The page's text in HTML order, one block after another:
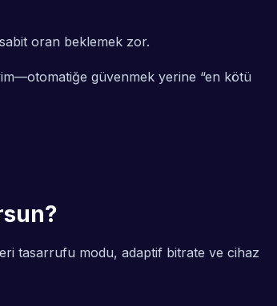
oran beklemek zor.
güvenmek yerine “en kötü
tasarrufu modu, adaptif bitrate ve cihaz